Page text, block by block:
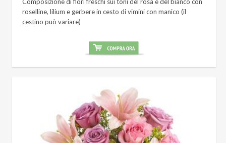
Composizione di fiori freschi sui toni del rosa e del bianco con
roselline, lilium e gerbere in cesto di vimini con manico (il
cestino può variare)